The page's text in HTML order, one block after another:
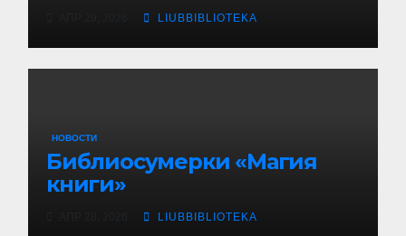
LIUBBIBLIOTEKA
НОВОСТИ
Библиосумерки «Магия
книги»
LIUBBIBLIOTEKA